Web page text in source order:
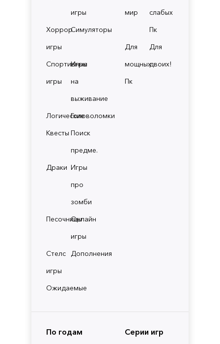
игры
Хоррор
игры
Симуляторы
Спортивные
игры
Игры
на
выживание
ЛогическиеГоловоломки
Квесты Поиск
предме.
Драки Игры
про
зомби
ПесочницыОнлайн
игры
Стелс
игры
Дополнения
Ожидаемые
мир
слабых
Пк
Для
мощных
Пк
Для
двоих!
По годам Серии игр